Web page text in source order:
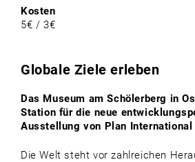
Kosten
5€ / 3€
Globale Ziele erleben
Das Museum am Schölerberg in
Station für die neue
Ausstellung von Plan International
Die Welt steht vor zahlreichen